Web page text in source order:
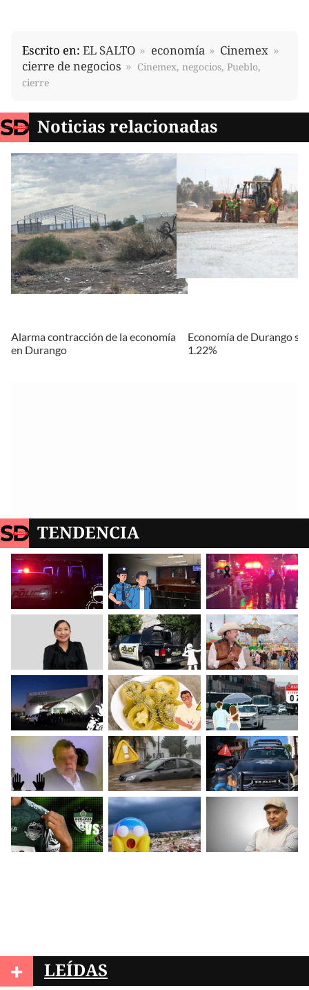
Escrito en: EL SALTO economía
Cinemex
cierre de negocios
Cinemex, negocios, Pueblo,
cierre
Noticias relacionadas
Alarma contracción de la economía
en Durango
Economía de Durango se
1.22%
TENDENCIA
+ LEÍDAS